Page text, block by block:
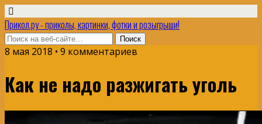
Прикол.ру - приколы, картинки, фотки и розыгрыши!
8 мая 2018 • 9 комментариев
Как не надо разжигать уголь